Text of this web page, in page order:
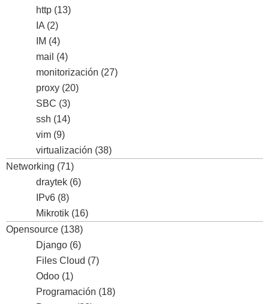
http (13)
IA (2)
IM (4)
mail (4)
monitorización (27)
proxy (20)
SBC (3)
ssh (14)
vim (9)
virtualización (38)
Networking (71)
draytek (6)
IPv6 (8)
Mikrotik (16)
Opensource (138)
Django (6)
Files Cloud (7)
Odoo (1)
Programación (18)